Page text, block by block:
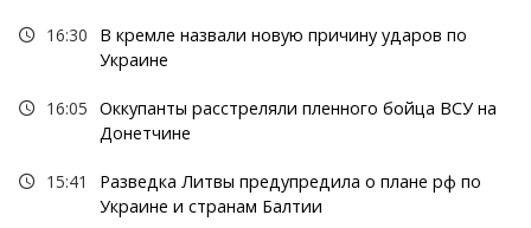
16:30
В кремле назвали новую причину ударов по
Украине
16:05 Оккупанты расстреляли пленного бойца ВСУ на
Донетчине
15:41
Разведка Литвы предупредила о плане рф по
Украине и странам Балтии